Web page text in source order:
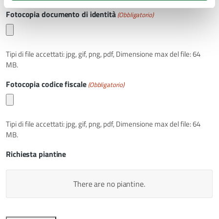
Fotocopia documento di identità (Obbligatorio)
Tipi di file accettati: jpg, gif, png, pdf, Dimensione max del file: 64
MB.
Fotocopia codice fiscale (Obbligatorio)
Tipi di file accettati: jpg, gif, png, pdf, Dimensione max del file: 64
MB.
Richiesta piantine
There are no piantine.